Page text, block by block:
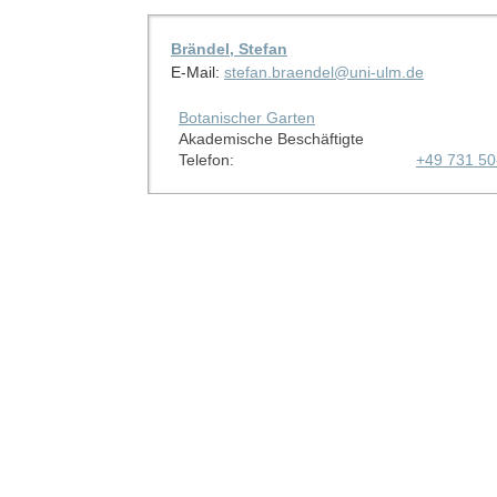
Brändel, Stefan
E-Mail: stefan.braendel@uni-ulm.de
Botanischer Garten
Akademische Beschäftigte
Telefon:
+49 731